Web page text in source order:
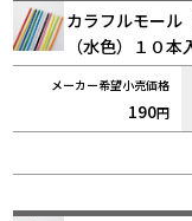
カラフルモール
（水色）１０本
190円